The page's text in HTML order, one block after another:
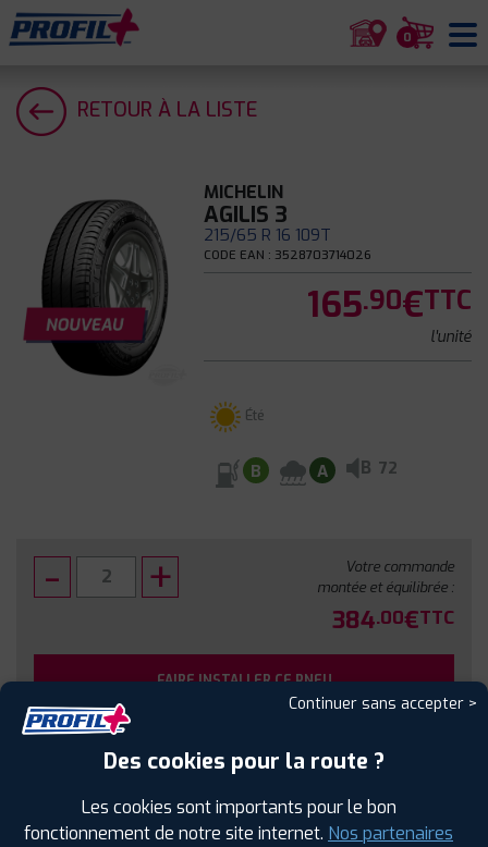
0
RETOUR À LA LISTE
MICHELIN
AGILIS 3
215/65 R 16 109T
CODE EAN : 3528703714026
165.90€TTC
l'unité
Été
B A B 72
Votre commande
montée et équilibrée :
384.00€TTC
FAIRE INSTALLER CE PNEU
Sous réserve de disponibilité en agence
Continuer sans accepter >
Des cookies pour la route ?
Les cookies sont importants pour le bon
fonctionnement de notre site internet. Nos partenaires